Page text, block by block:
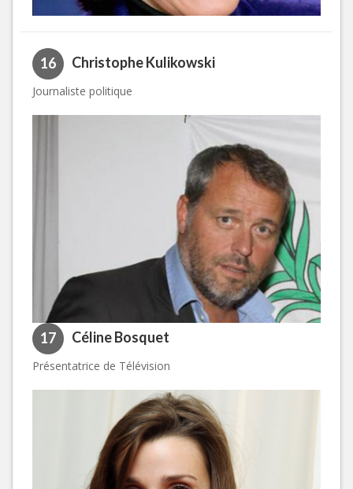
16 Christophe Kulikowski
Journaliste politique
17 Céline Bosquet
Présentatrice de Télévision